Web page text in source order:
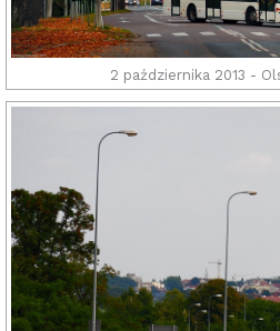
2 października 2013 -